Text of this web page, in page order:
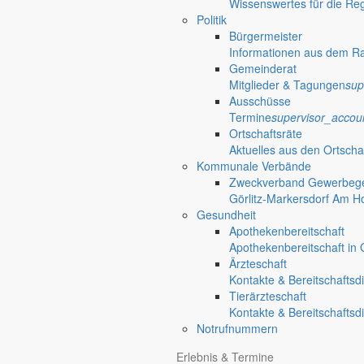
Wissenswertes für die
Politik
Bürgermeister
Informationen aus dem
Gemeinderat
Mitglieder & Tagungen
Ausschüsse
Termine
Ortschaftsräte
Aktuelles aus den
Kommunale Verbände
Zweckverband
Görlitz-Markersdorf Am
Gesundheit
Apothekenbereitschaft
Apothekenbereitschaft in
Ärzteschaft
Kontakte &
Tierärzteschaft
Kontakte &
Notrufnummern
Erlebnis & Termine
Deutsch-Paulsdorf
Jauernick-Buschbach
Früher musste man wegen jeder Angelegenheit “uff de
unterschiedlichen Anliegen finden Sie hier ebenso wie die
In der Rubrik “Rathaus” geht der Blick etwas weiter über die
Reichen Sie gern Vorschläge ein, was unter “Anliegen von A bis Z”